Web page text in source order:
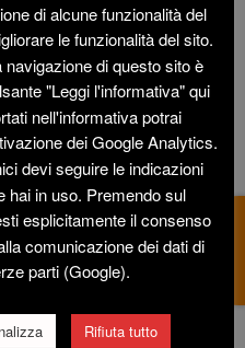
variabile circa cm 80/90
UV
o zincato a caldo
Inox
di alcune funzionalità del
le funzionalità del sito.
di questo sito è
"Leggi l'informativa" qui
nell'informativa potrai
dei Google Analytics.
devi seguire le indicazioni
hai in uso. Premendo sul
esplicitamente il consenso
comunicazione dei dati di
parti (Google).
Rifiuta tutto